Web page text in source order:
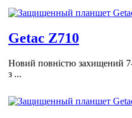
Getac Z710
Новий повністю захищений
з ...